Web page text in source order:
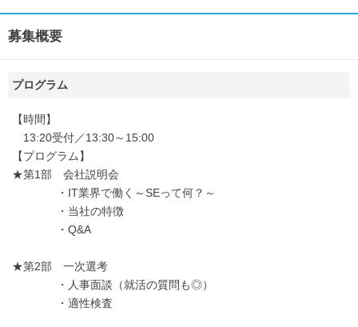
募集概要
プログラム
【時間】
13:20受付／13:30～15:00
【プログラム】
★第1部 会社説明会
・IT業界で働く～SEって何？～
・当社の特徴
・Q&A
★第2部 一次選考
・人事面談（就活の質問も◎）
・適性検査